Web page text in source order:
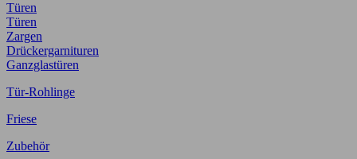
Türen
Türen
Zargen
Drückergarnituren
Ganzglastüren
Tür-Rohlinge
Friese
Zubehör